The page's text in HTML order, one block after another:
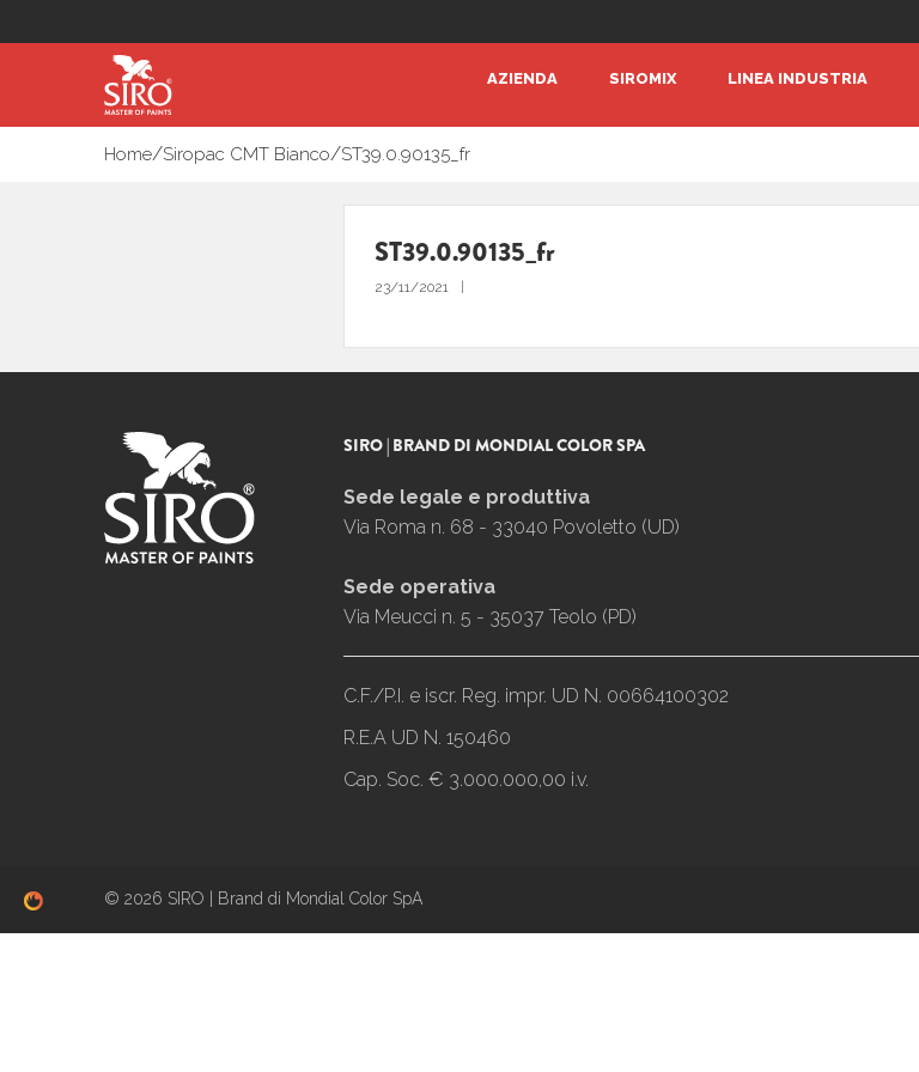
AZIENDA SIROMIX LINEA INDUSTRIA
Home/Siropac CMT Bianco/ST39.0.90135_fr
ST39.0.90135_fr
23/11/2021
SIRO | BRAND DI MONDIAL COLOR SPA
Sede legale e produttiva
Via Roma n. 68 - 33040 Povoletto (UD)
Sede operativa
Via Meucci n. 5 - 35037 Teolo (PD)
C.F./P.I. e iscr. Reg. impr. UD N. 00664100302
R.E.A UD N. 150460
Cap. Soc. € 3.000.000,00 i.v.
© 2026 SIRO | Brand di Mondial Color SpA